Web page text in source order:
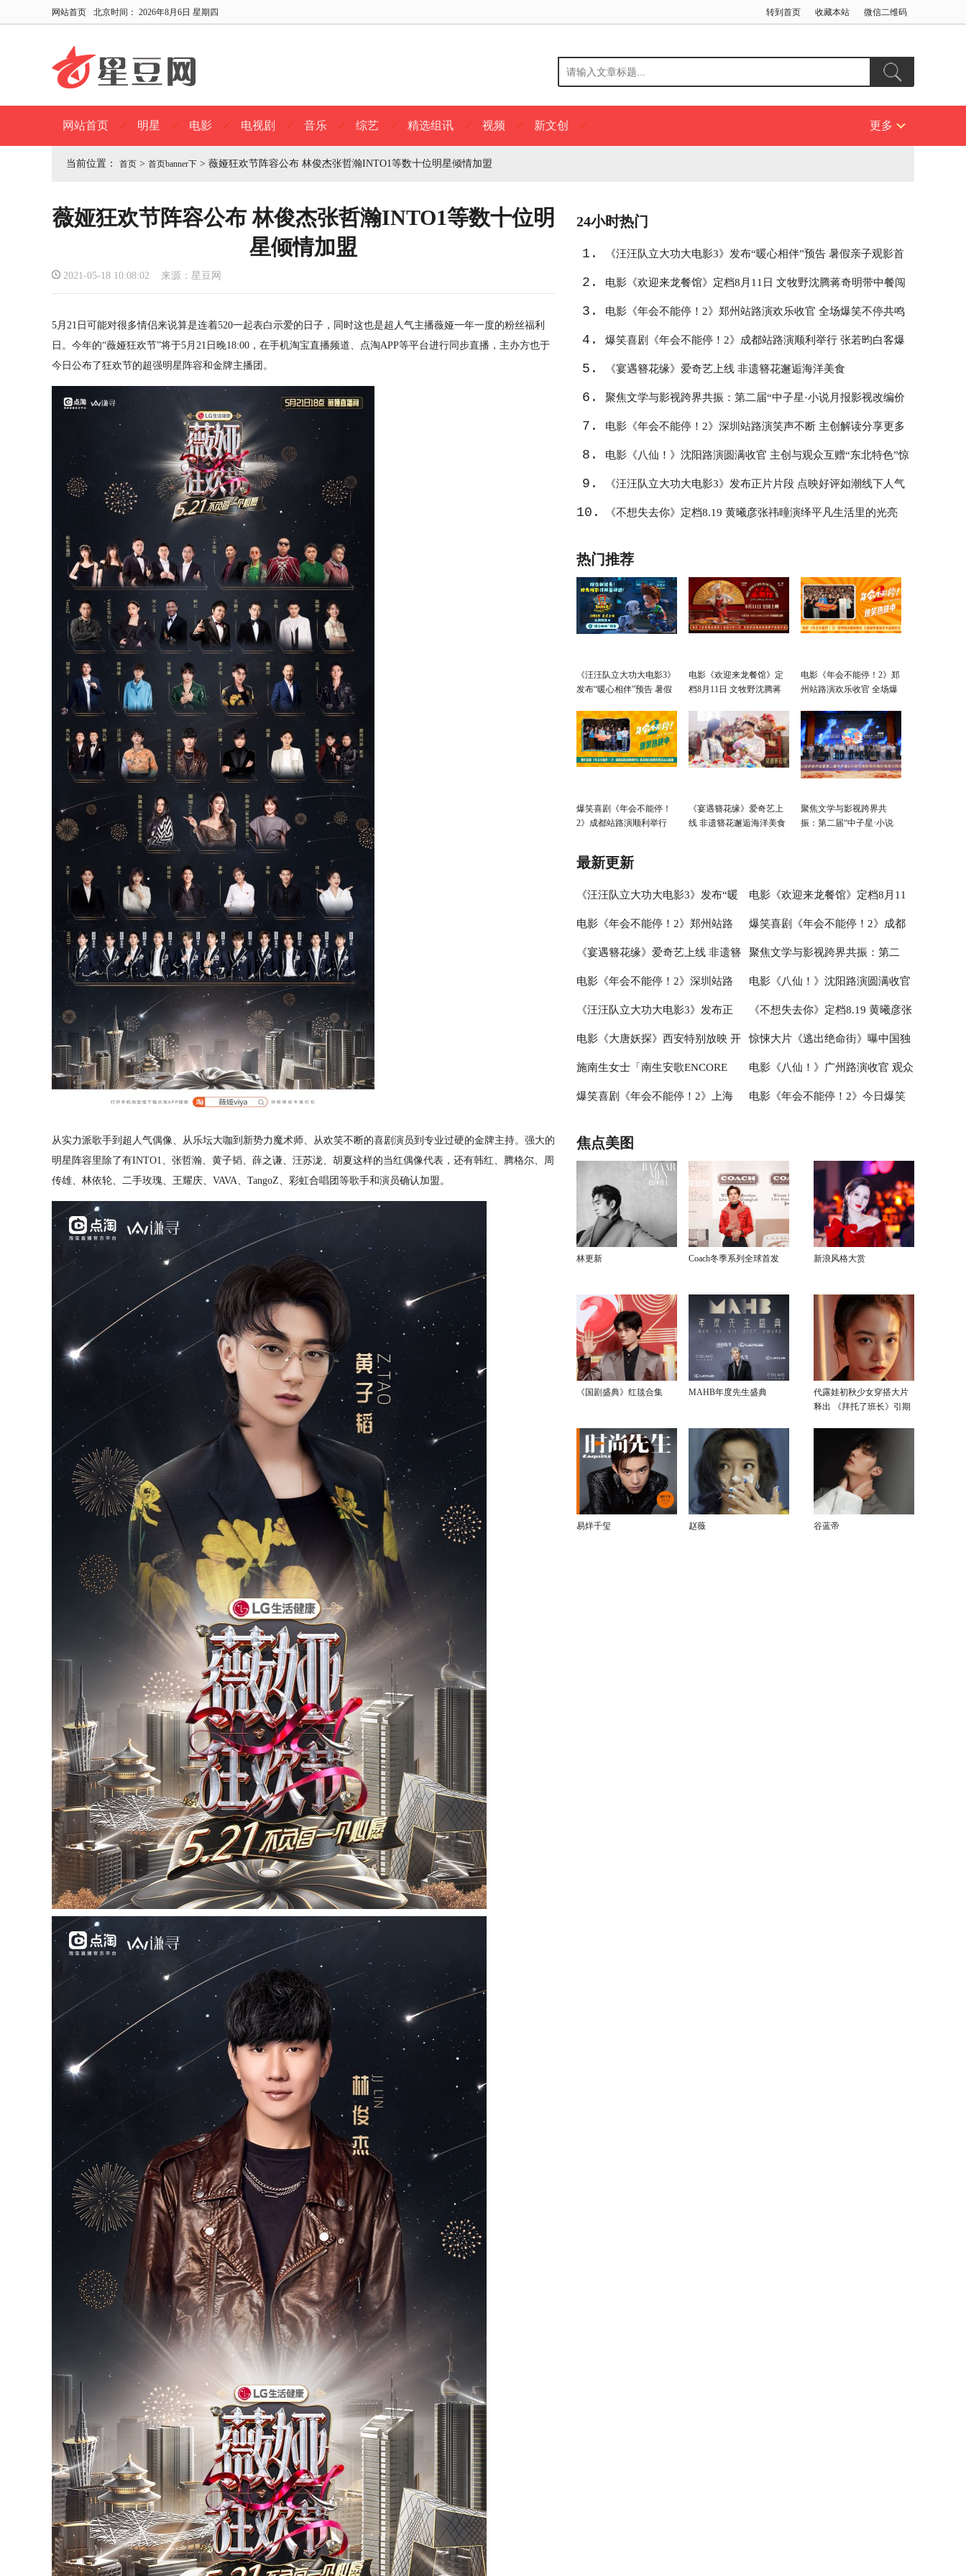
网站首页 北京时间： 2026年8月6日 星期四 转到首页 收藏本站 微信二维码
网站首页 明星 电影 电视剧 音乐 综艺 精选组讯 视频 新文创 更多
当前位置： 首页 > 首页banner下 > 薇娅狂欢节阵容公布 林俊杰张哲瀚INTO1等数十位明星倾情加盟
薇娅狂欢节阵容公布 林俊杰张哲瀚INTO1等数十位明
星倾情加盟
2021-05-18 10:08:02 来源：星豆网
5月21日可能对很多情侣来说算是连着520一起表白示爱的日子，同时这也是超人气主播薇娅一年一度的粉丝福利
日。今年的“薇娅狂欢节”将于5月21日晚18:00，在手机淘宝直播频道、点淘APP等平台进行同步直播，主办方也于
今日公布了狂欢节的超强明星阵容和金牌主播团。
从实力派歌手到超人气偶像、从乐坛大咖到新势力魔术师、从欢笑不断的喜剧演员到专业过硬的金牌主持。强大的
明星阵容里除了有INTO1、张哲瀚、黄子韬、薛之谦、汪苏泷、胡夏这样的当红偶像代表，还有韩红、腾格尔、周
传雄、林依轮、二手玫瑰、王耀庆、VAVA、TangoZ、彩虹合唱团等歌手和演员确认加盟。
24小时热门
1. 《汪汪队立大功大电影3》发布“暖心相伴”预告 暑假亲子观影首
选
2. 电影《欢迎来龙餐馆》定档8月11日 文牧野沈腾蒋奇明带中餐闯
中东
3. 电影《年会不能停！2》郑州站路演欢乐收官 全场爆笑不停共鸣
不止
4. 爆笑喜剧《年会不能停！2》成都站路演顺利举行 张若昀白客爆
笑整活走心输出
5. 《宴遇簪花缘》爱奇艺上线 非遗簪花邂逅海洋美食
6. 聚焦文学与影视跨界共振：第二届“中子星·小说月报影视改编价
值潜力榜”在盐城揭晓
7. 电影《年会不能停！2》深圳站路演笑声不断 主创解读分享更多
幕后创作
8. 电影《八仙！》沈阳路演圆满收官 主创与观众互赠“东北特色”惊
喜
9. 《汪汪队立大功大电影3》发布正片片段 点映好评如潮线下人气
爆棚
10. 《不想失去你》定档8.19 黄曦彦张祎曈演绎平凡生活里的光亮
热门推荐
《汪汪队立大功大电影3》
发布“暖心相伴”预告 暑假
电影《欢迎来龙餐馆》定
档8月11日 文牧野沈腾蒋
电影《年会不能停！2》郑
州站路演欢乐收官 全场爆
爆笑喜剧《年会不能停！
2》成都站路演顺利举行
《宴遇簪花缘》爱奇艺上
线 非遗簪花邂逅海洋美食
聚焦文学与影视跨界共
振：第二届“中子星·小说
最新更新
《汪汪队立大功大电影3》发布“暖
心相伴”预告 暑假亲子观影首选
电影《欢迎来龙餐馆》定档8月11
日 文牧野沈腾蒋奇明带中餐闯中东
电影《年会不能停！2》郑州站路
演欢乐收官 全场爆笑不停共鸣不止
爆笑喜剧《年会不能停！2》成都
站路演顺利举行 张若昀白客爆笑整
活走心输出
《宴遇簪花缘》爱奇艺上线 非遗簪
花邂逅海洋美食
聚焦文学与影视跨界共振：第二
届“中子星·小说月报影视改编价值
潜力榜”在盐城揭晓
电影《年会不能停！2》深圳站路
演笑声不断 主创解读分享更多幕后
创作
电影《八仙！》沈阳路演圆满收官
主创与观众互赠“东北特色”惊喜
《汪汪队立大功大电影3》发布正
片片段 点映好评如潮线下人气爆棚
《不想失去你》定档8.19 黄曦彦张
祎曈演绎平凡生活里的光亮
电影《大唐妖探》西安特别放映 开
启古城合家欢奇幻冒险！
惊悚大片《逃出绝命街》曝中国独
家海报 恐龙步步紧逼压迫感拉满
施南生女士「南生安歌ENCORE
NANSUN」追思会今早举行
电影《八仙！》广州路演收官 观众
热情高涨主创收获“粤”式惊喜
爆笑喜剧《年会不能停！2》上海 电影《年会不能停！2》今日爆笑
焦点美图
林更新 Coach冬季系列全球首发 新浪风格大赏
《国剧盛典》红毯合集 MAHB年度先生盛典
代露娃初秋少女穿搭大片
释出 《拜托了班长》引期
易烊千玺 赵薇 谷蓝帝